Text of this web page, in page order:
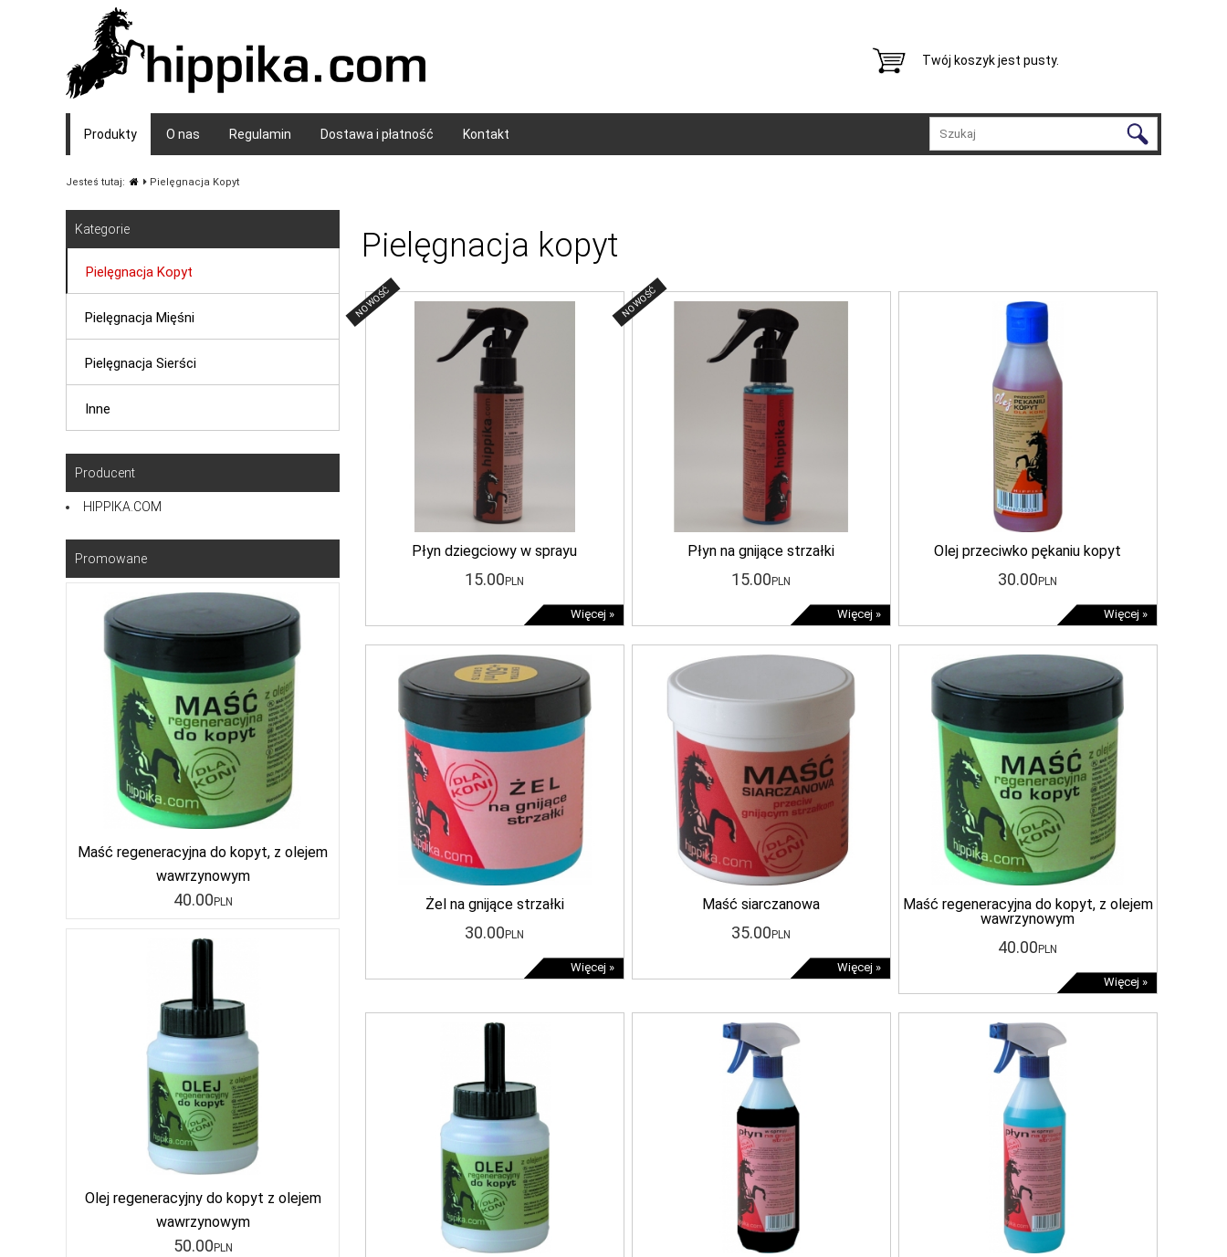
Twój koszyk jest pusty.
Produkty O nas Regulamin Dostawa i płatność Kontakt
Jesteś tutaj: Pielęgnacja Kopyt
Pielęgnacja kopyt
NOWOŚĆ
Płyn dziegciowy w sprayu
15.00PLN
Więcej »
NOWOŚĆ
Płyn na gnijące strzałki
15.00PLN
Więcej »
Olej przeciwko pękaniu kopyt
30.00PLN
Więcej »
Żel na gnijące strzałki
30.00PLN
Więcej »
Maść siarczanowa
35.00PLN
Więcej »
Maść regeneracyjna do kopyt, z olejem
wawrzynowym
40.00PLN
Więcej »
Kategorie
Pielęgnacja Kopyt
Pielęgnacja Mięśni
Pielęgnacja Sierści
Inne
Producent
HIPPIKA.COM
Promowane
Maść regeneracyjna do kopyt, z olejem
wawrzynowym
40.00 PLN
Olej regeneracyjny do kopyt z olejem
wawrzynowym
50.00 PLN